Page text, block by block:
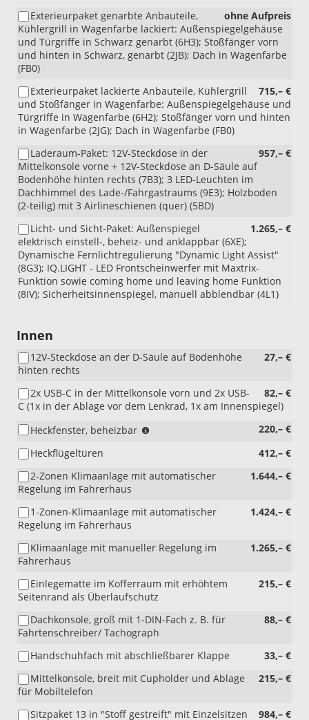
ohne Aufpreis
Exterieurpaket genarbte Anbauteile,
Kühlergrill in Wagenfarbe lackiert: Außenspiegelgehäuse
und Türgriffe in Schwarz genarbt (6H3); Stoßfänger vorn
und hinten in Schwarz, genarbt (2JB); Dach in Wagenfarbe
(FB0)
715,– €
Exterieurpaket lackierte Anbauteile, Kühlergrill
und Stoßfänger in Wagenfarbe: Außenspiegelgehäuse und
Türgriffe in Wagenfarbe (6H2); Stoßfänger vorn und hinten
in Wagenfarbe (2JG); Dach in Wagenfarbe (FB0)
957,– €
Laderaum-Paket: 12V-Steckdose in der
Mittelkonsole vorne + 12V-Steckdose an D-Säule auf
Bodenhöhe hinten rechts (7B3); 3 LED-Leuchten im
Dachhimmel des Lade-/Fahrgastraums (9E3); Holzboden
(2-teilig) mit 3 Airlineschienen (quer) (5BD)
1.265,– €
Licht- und Sicht-Paket: Außenspiegel
elektrisch einstell-, beheiz- und anklappbar (6XE);
Dynamische Fernlichtregulierung "Dynamic Light Assist"
(8G3); IQ.LIGHT - LED Frontscheinwerfer mit Maxtrix-
Funktion sowie coming home und leaving home Funktion
(8IV); Sicherheitsinnenspiegel, manuell abblendbar (4L1)
Innen
27,– €
12V-Steckdose an der D-Säule auf Bodenhöhe
hinten rechts
82,– €
2x USB-C in der Mittelkonsole vorn und 2x USB-
C (1x in der Ablage vor dem Lenkrad, 1x am Innenspiegel)
220,– €
Heckfenster, beheizbar
und
oder
412,– €
Heckflügeltüren
1.644,– €
2-Zonen Klimaanlage mit automatischer
Regelung im Fahrerhaus
1.424,– €
1-Zonen-Klimaanlage mit automatischer
Regelung im Fahrerhaus
1.265,– €
Klimaanlage mit manueller Regelung im
Fahrerhaus
215,– €
Einlegematte im Kofferraum mit erhöhtem
Seitenrand als Überlaufschutz
88,– €
Dachkonsole, groß mit 1-DIN-Fach z. B. für
Fahrtenschreiber/ Tachograph
33,– €
Handschuhfach mit abschließbarer Klappe
215,– €
Mittelkonsole, breit mit Cupholder und Ablage
für Mobiltelefon
984,– €
Sitzpaket 13 in "Stoff gestreift" mit Einzelsitzen